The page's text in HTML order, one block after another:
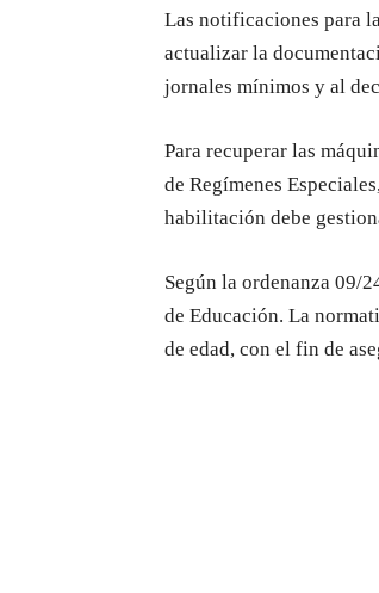
Las notificaciones para
actualizar la
jornales mínimos y al
Para recuperar las
de Regímenes
habilitación debe
Según la ordenanza 09/
de Educación. La
de edad, con el fin de